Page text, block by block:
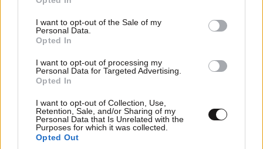
use your data for below specified purposes in below Google
consent section.
I want to opt-out of the Sale of my
Personal Data.
Opted In
I want to opt-out of processing my
Personal Data for Targeted Advertising.
Opted In
I want to opt-out of Collection, Use,
Retention, Sale, and/or Sharing of my
Personal Data that Is Unrelated with the
Purposes for which it was collected.
Opted Out
n1K0SsT
Πρώτη φορά αριστερά, από επιτυχίες σε επιτυχίες.
Προσεχώς Ελληνίδες.
Απαντήστε